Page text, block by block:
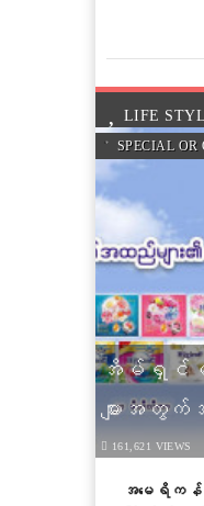
LIFE
အိမ်ရှင်မ
များအတွက်
161,621 VIEWS
SPECIAL OR
အမေရိကန်